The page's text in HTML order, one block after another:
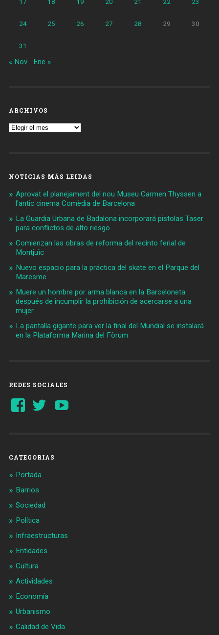
24 25 26 27 28 29 30
31
« Nov Ene »
ARCHIVOS
Archivos
NOTICIAS MÁS LEIDAS
Aprovat el planejament del nou Museu Carmen Thyssen a
l'antic cinema Comèdia de Barcelona
La Guardia Urbana de Badalona incorporará pistolas Taser
para conflictos de alto riesgo
Comienzan las obras de reforma del recinto ferial de
Montjuïc
Nuevo espacio para la práctica del skate en el Parque del
Maresme
Muere un hombre por arma blanca en la Barceloneta
después de incumplir la prohibición de acercarse a una
mujer
La pantalla gigante para ver la final del Mundial se instalará
en la Plataforma Marina del Fòrum
REDES SOCIALES
Ver
perfil
Ver
perfil
CATEGORIAS
Portada
Barrios
Sociedad
Política
Infraestructuras
Entidades
Cultura
Actividades
Economía
Urbanismo
Calidad de Vida